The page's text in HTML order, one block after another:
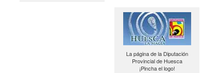
La página de la Diputación
Provincial de Huesca
¡Pincha el logo!